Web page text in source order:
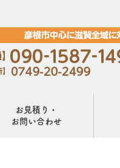
お見積り・
お問い合わせ